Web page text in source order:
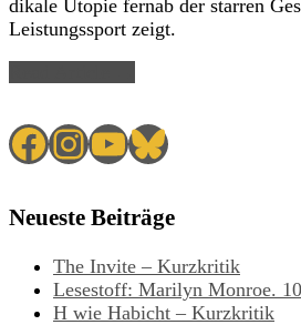
dikale Utopie fernab der starren
Leistungssport zeigt.
Facebook
Instagram
YouTube
Bluesky
Neueste Beiträge
The Invite – Kurzkritik
Lesestoff: Marilyn Monroe.
H wie Habicht – Kurzkritik